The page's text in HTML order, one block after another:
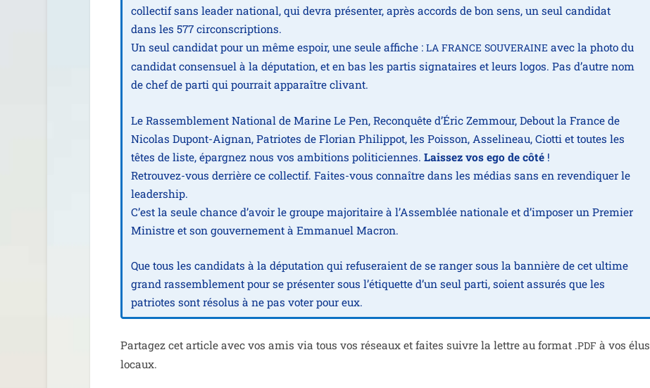
col­lec­tif sans lea­der natio­nal, qui devra pré­sen­ter, après accords de bon sens, un seul can­di­dat
dans les 577 cir­cons­crip­tions.
Un seul can­di­dat pour un même espoir, une seule affiche :LA FRANCE SOUVERAINE avec la pho­to du
can­di­dat consen­suel à la dépu­ta­tion, et en bas les par­tis signa­taires et leurs logos. Pas d’autre nom
de chef de par­ti qui pour­rait appa­raître clivant.
Le Rassemblement National de Marine Le Pen, Reconquête d’Éric Zemmour, Debout la France de
Nicolas Dupont-Aignan, Patriotes de Florian Philippot, les Poisson, Asselineau, Ciotti et toutes les
têtes de liste, épar­gnez nous vos ambi­tions poli­ti­ciennes.Laissez vos ego de côté !
Retrouvez-vous der­rière ce col­lec­tif. Faites-vous connaître dans les médias sans en reven­di­quer le
lea­der­ship.
C’est la seule chance d’a­voir le groupe majo­ri­taire à l’Assemblée natio­nale et d’im­po­ser un Premier
Ministre et son gou­ver­ne­ment à Emmanuel Macron.
Que tous les can­di­dats à la dépu­ta­tion qui refu­se­raient de se ran­ger sous la ban­nière de cet ultime
grand ras­sem­ble­ment pour se pré­sen­ter sous l’étiquette d’un seul par­ti, soient assu­rés que les
patriotes sont réso­lus à ne pas voter pour eux.
Partagez cet article avec vos amis via tous vos réseaux et faites suivre la lettre au for­mat .PDF à vos élus
locaux.